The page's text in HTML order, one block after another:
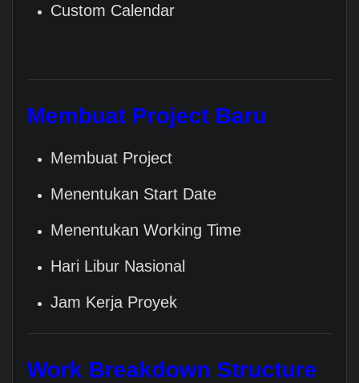
Custom Calendar
Membuat Project Baru
Membuat Project
Menentukan Start Date
Menentukan Working Time
Hari Libur Nasional
Jam Kerja Proyek
Work Breakdown Structure